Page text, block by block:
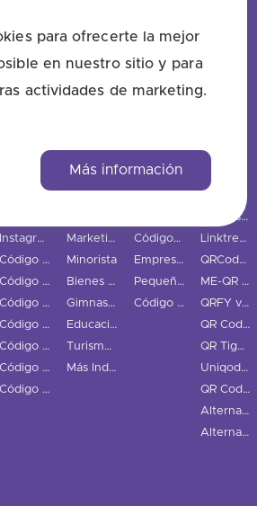
REDES SOCIALES
Instagram
Código QR Twitter
Código QR LinkedIn
Código QR Snapchat
Código QR TikTok
Código QR YouTube
Código QR Spotify
Código QR Redes Sociales
Marketing
Minorista
Bienes Raíces
Gimnasios
Educación
Turismo y Ciudad
Más Industrias
Códigos QR Rastreados
Empresas
Pequeñas y medianas empresas
Código QR GS1 Digital Link
Bitly vs QRStuff
Linktree vs QRStuff
QRCodeChimp vs QRStuff
ME-QR vs QRStuff
QRFY vs QRStuff
QR Code Monkey vs QRStuff
QR Tiger vs QRStuff
Uniqode vs QRStuff
QR Code Generator vs QRStuff
Alternativas a Bitly
Alternativas a Linktree
para ofrecerte la mejor
en nuestro sitio y para
actividades de marketing.
Más información